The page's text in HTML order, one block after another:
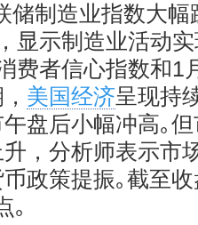
储制造业指数大
显示制造业活动
费者信心指数和1
美国经济呈现持
盘后小幅冲高｡
，分析师表示市
政策提振｡截至
｡